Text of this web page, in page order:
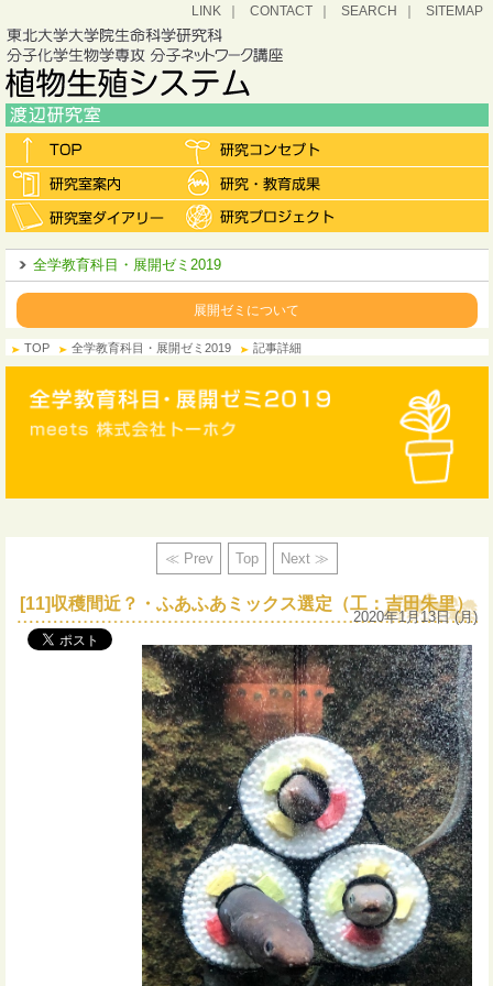
LINK CONTACT SEARCH SITEMAP
全学教育科目・展開ゼミ2019
展開ゼミについて
TOP 全学教育科目・展開ゼミ2019 記事詳細
≪ Prev Top Next ≫
[11]収穫間近？・ふあふあミックス選定（工：吉田朱里）
2020年1月13日 (月)